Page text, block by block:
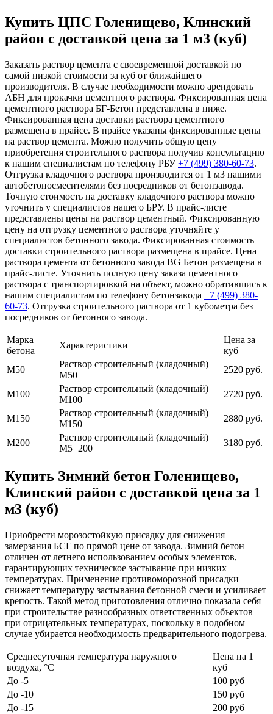
Купить ЦПС Голенищево, Клинский
район с доставкой цена за 1 м3 (куб)
Заказать раствор цемента с своевременной доставкой по
самой низкой стоимости за куб от ближайшего
производителя. В случае необходимости можно арендовать
АБН для прокачки цементного раствора. Фиксированная цена
цементного раствора БГ-Бетон представлена в ниже.
Фиксированная цена доставки раствора цементного
размещена в прайсе. В прайсе указаны фиксированные цены
на раствор цемента. Можно получить общую цену
приобретения строительного раствора получив консультацию
к нашим специалистам по телефону РБУ+7 (499) 380-60-73.
Отгрузка кладочного раствора производится от 1 м3 нашими
автобетоносмесителями без посредников от бетонзавода.
Точную стоимость на доставку кладочного раствора можно
уточнить у специалистов нашего БРУ. В прайс-листе
представлены цены на раствор цементный. Фиксированную
цену на отгрузку цементного раствора уточняйте у
специалистов бетонного завода. Фиксированная стоимость
доставки строительного раствора размещена в прайсе. Цена
раствора цемента от бетонного завода BG Бетон размещена в
прайс-листе. Уточнить полную цену заказа цементного
раствора с транспортировкой на объект, можно обратившись к
нашим специалистам по телефону бетонзавода +7 (499) 380-
60-73. Отгрузка строительного раствора от 1 кубометра без
посредников от бетонного завода.
Марка
бетона
Характеристики
Цена за
куб
М50
Раствор строительный (кладочный)
М50
2520 руб.
М100
Раствор строительный (кладочный)
М100
2720 руб.
М150
Раствор строительный (кладочный)
М150
2880 руб.
М200
Раствор строительный (кладочный)
М5=200
3180 руб.
Купить Зимний бетон Голенищево,
Клинский район с доставкой цена за 1
м3 (куб)
Приобрести морозостойкую присадку для снижения
замерзания БСГ по прямой цене от завода. Зимний бетон
отличен от летнего использованием особых элементов,
гарантирующих техническое застывание при низких
температурах. Применение противоморозной присадки
снижает температуру застывания бетонной смеси и усиливает
крепость. Такой метод приготовления отлично показала себя
при строительстве разнообразных ответственных объектов
при отрицательных температурах, поскольку в подобном
случае убирается необходимость предварительного подогрева.
Среднесуточная температура наружного
воздуха, °C
Цена на 1
куб
До -5
100 руб
До -10
150 руб
До -15
200 руб